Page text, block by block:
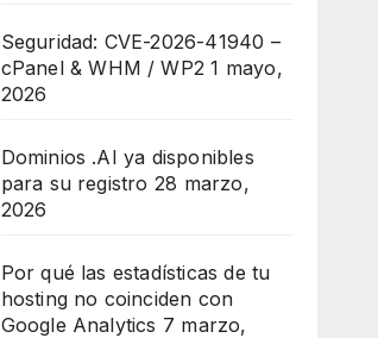
Seguridad: CVE-2026-41940 –
cPanel & WHM / WP2 1 mayo,
2026
Dominios .AI ya disponibles
para su registro 28 marzo,
2026
Por qué las estadísticas de tu
hosting no coinciden con
Google Analytics 7 marzo,